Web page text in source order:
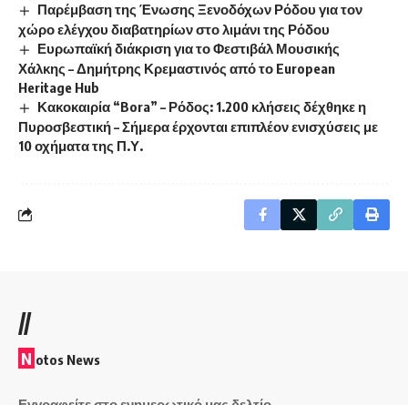
Παρέμβαση της Ένωσης Ξενοδόχων Ρόδου για τον
χώρο ελέγχου διαβατηρίων στο λιμάνι της Ρόδου
Ευρωπαϊκή διάκριση για το Φεστιβάλ Μουσικής
Χάλκης – Δημήτρης Κρεμαστινός από το European
Heritage Hub
Κακοκαιρία “Bora” – Ρόδος: 1.200 κλήσεις δέχθηκε η
Πυροσβεστική – Σήμερα έρχονται επιπλέον ενισχύσεις με
10 οχήματα της Π.Υ.
//
N otos News